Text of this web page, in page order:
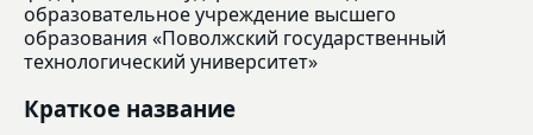
образовательное учреждение высшего
образования «Поволжский государственный
технологический университет»
Краткое название